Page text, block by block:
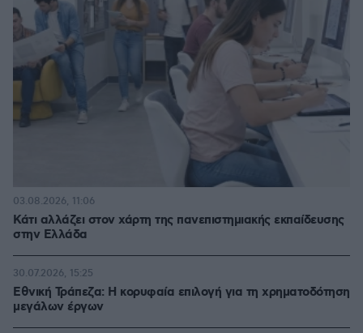
Κάτι αλλάζει στον χάρτη της πανεπιστημιακής εκπαίδευσης
στην Ελλάδα
03.08.2026, 11:06
Εθνική Τράπεζα: Η κορυφαία επιλογή για τη χρηματοδότηση
μεγάλων έργων
30.07.2026, 15:25